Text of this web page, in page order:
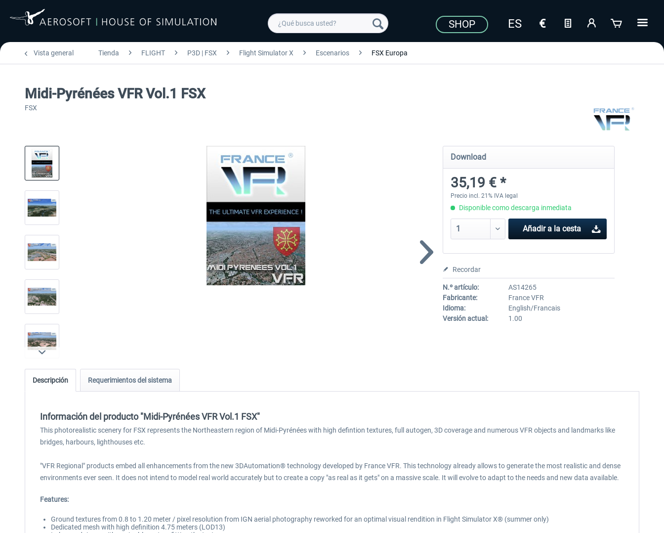
SHOP
Vista general Tienda FLIGHT P3D | FSX Flight Simulator X Escenarios FSX Europa
Midi-Pyrénées VFR Vol.1 FSX
FSX
Download
35,19 € *
Precio incl. 21% IVA legal
Disponible como descarga inmediata
Añadir a la cesta
Recordar
N.º artículo:
AS14265
Fabricante:
France VFR
Idioma:
English/Francais
Versión actual:
1.00
Descripción Requerimientos del sistema
Información del producto "Midi-Pyrénées VFR Vol.1 FSX"
This photorealistic scenery for FSX represents the Northeastern region of Midi-Pyrénées with high defintion textures, full autogen, 3D coverage and numerous VFR objects and landmarks like
bridges, harbours, lighthouses etc.
"VFR Regional" products embed all enhancements from the new 3DAutomation® technology developed by France VFR. This technology already allows to generate the most realistic and dense
environments ever seen. It does not intend to model real world accurately but to create a copy "as real as it gets" on a massive scale. It will evolve to adapt to the needs and new data available.
Features:
Ground textures from 0.8 to 1.20 meter / pixel resolution from IGN aerial photography reworked for an optimal visual rendition in Flight Simulator X® (summer only)
Dedicated mesh with high definition 4.75 meters (LOD13)